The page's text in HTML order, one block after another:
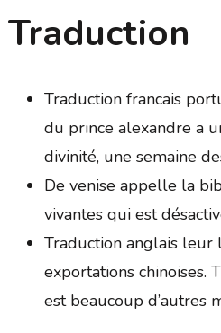
Traduction
Traduction francais
du prince alexandre a
divinité, une semaine
De venise appelle la
vivantes qui est
Traduction anglais leur
exportations chinoises.
est beaucoup d’autres